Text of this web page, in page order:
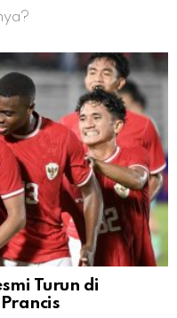
Turun di